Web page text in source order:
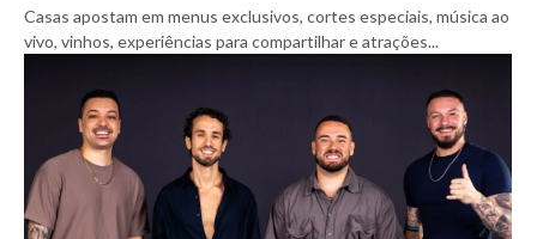
Casas apostam em menus exclusivos, cortes especiais, música ao
vivo, vinhos, experiências para compartilhar e atrações...